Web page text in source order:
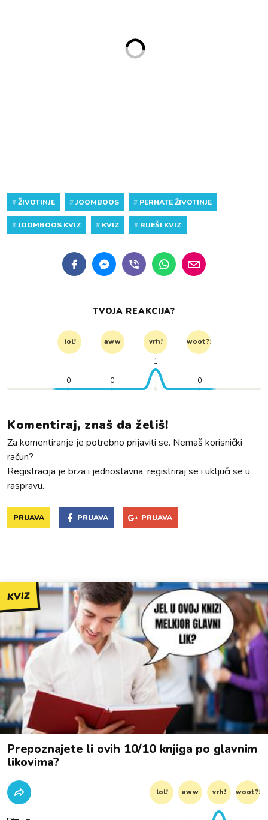
#ŽIVOTINJE #JOOMBOOS # PERNATE ŽIVOTINJE
#JOOMBOOS KVIZ # KVIZ # RIJEŠI KVIZ
TVOJA REAKCIJA?
lol! aww vrh! woot?!
0 0
1
0
Komentiraj, znaš da želiš!
Za komentiranje je potrebno prijaviti se. Nemaš korisnički
račun?
Registracija je brza i jednostavna, registriraj se i uključi se u
raspravu.
PRIJAVA PRIJAVA PRIJAVA
KVIZ
Prepoznajete li ovih 10/10 knjiga po glavnim
likovima?
lol! aww vrh! woot?!